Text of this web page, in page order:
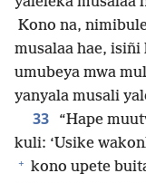
Kono na,
musalaa hae,
umubeya mwa
yanyala musali
33
“Hape
kuli: ‘Usike
+ kono upete